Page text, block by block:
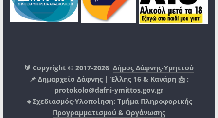
🔰 Copyright © 2017-2026Δήμος Δάφνης-Υμηττού
📌 Δημαρχείο Δάφνης | Έλλης 16 & Κανάρη 📩 :
protokolo@dafni-ymittos.gov.gr
🔹Σχεδιασμός-Υλοποίηση: Τμήμα Πληροφορικής
Προγραμματισμού & Οργάνωσης